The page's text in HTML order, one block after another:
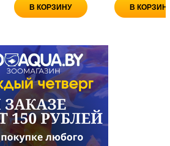
В КОРЗИНУ В